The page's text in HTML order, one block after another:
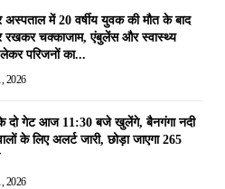
अस्पताल में 20 वर्षीय युवक की मौत के बाद
चक्काजाम, एंबुलेंस और स्वास्थ्य
परिजनों का...
2026
दो गेट आज 11:30 बजे खुलेंगे, बैनगंगा नदी
के लिए अलर्ट जारी, छोड़ा जाएगा 265
2026